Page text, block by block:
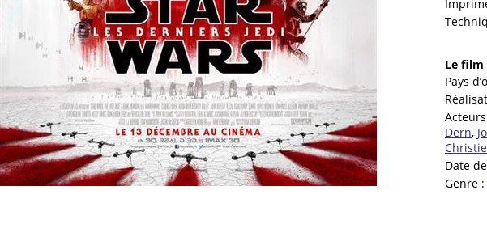
Le film
Pays
Dern,
Christie
Date
Genre :